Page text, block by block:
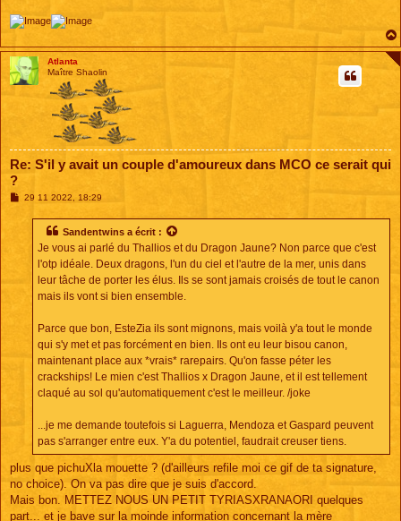
Atlanta
Maître Shaolin
Re: S'il y avait un couple d'amoureux dans MCO ce serait qui
?
M29 11 2022, 18:29
Sandentwins a écrit :
Je vous ai parlé du Thallios et du Dragon Jaune? Non parce que c'est
l'otp idéale. Deux dragons, l'un du ciel et l'autre de la mer, unis dans
leur tâche de porter les élus. Ils se sont jamais croisés de tout le canon
mais ils vont si bien ensemble.
Parce que bon, EsteZia ils sont mignons, mais voilà y'a tout le monde
qui s'y met et pas forcément en bien. Ils ont eu leur bisou canon,
maintenant place aux *vrais* rarepairs. Qu'on fasse péter les
crackships! Le mien c'est Thallios x Dragon Jaune, et il est tellement
claqué au sol qu'automatiquement c'est le meilleur. /joke
...je me demande toutefois si Laguerra, Mendoza et Gaspard peuvent
pas s'arranger entre eux. Y'a du potentiel, faudrait creuser tiens.
plus que pichuXla mouette ? (d'ailleurs refile moi ce gif de ta signature,
no choice). On va pas dire que je suis d'accord.
Mais bon. METTEZ NOUS UN PETIT TYRIASXRANAORI quelques
part... et je bave sur la moinde information concernant la mère